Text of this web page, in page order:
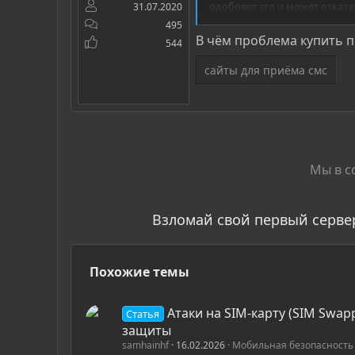
31.07.2020
495
544
одобряет это и может
заграницей, но врядли я
России.
Нанять человека в России,
доверить кому-то работу
Кто может помочь мне и
телефона на 1 месяц.
В чём проблема купить
сайты для приёма смс
Мы в
Взломай свой первый
Похожие темы
Статья
Атаки на SIM-карту (SIM
защиты
samhainhf 16.02.2026 Мобильная безопасность